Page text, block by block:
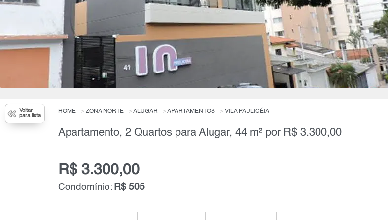
Voltar
para lista
HOME ZONA NORTE ALUGAR APARTAMENTOS VILA PAULICÉIA
Apartamento, 2 Quartos para Alugar, 44 m² por R$ 3.300,00
R$ 3.300,00
Condomínio: R$ 505